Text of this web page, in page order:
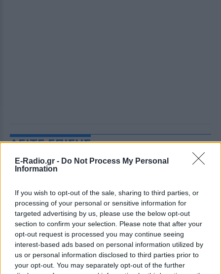
E-Radio.gr - Do Not Process My Personal
Information
If you wish to opt-out of the sale, sharing to third parties, or
processing of your personal or sensitive information for
targeted advertising by us, please use the below opt-out
section to confirm your selection. Please note that after your
opt-out request is processed you may continue seeing
interest-based ads based on personal information utilized by
us or personal information disclosed to third parties prior to
your opt-out. You may separately opt-out of the further
ΔΕΙΤΕ ΕΠΙΣΗΣ
ΣΤΗΝ ΙΔΙΑ ΚΑΤΗΓΟΡΙΑ
Ουκρανία: Βίντεο σοκ με
19χρονο να οδηγείται με τη βία
για επιστράτευση ‑ Τι είναι το
«busification»
ΧΤΕΣ
Βίντεο που φέρεται να δείχνει βίαιη
μεταφορά άνδρα για στρατιωτική
επιστράτευση στην Ουκρανία
επαναφέρει τη συζήτηση για το λεγόμενο